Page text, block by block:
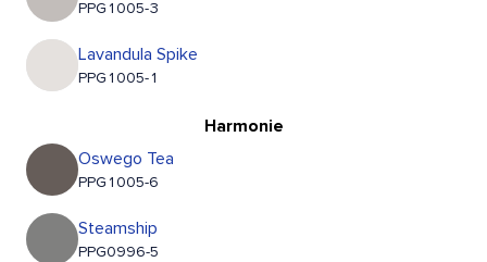
PPG1005-3
Lavandula Spike
PPG1005-1
Harmonie
Oswego Tea
PPG1005-6
Steamship
PPG0996-5